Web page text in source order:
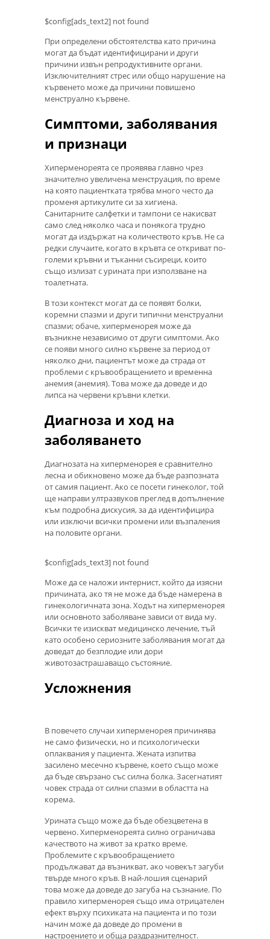
$config[ads_text2] not found
При определени обстоятелства като причина
могат да бъдат идентифицирани и други
причини извън репродуктивните органи.
Изключителният стрес или общо нарушение на
кървенето може да причини повишено
менструално кървене.
Симптоми, заболявания
и признаци
Хиперменореята се проявява главно чрез
значително увеличена менструация, по време
на която пациентката трябва много често да
променя артикулите си за хигиена.
Санитарните салфетки и тампони се накисват
само след няколко часа и понякога трудно
могат да издържат на количеството кръв. Не са
редки случаите, когато в кръвта се откриват по-
големи кръвни и тъканни съсиреци, които
също излизат с урината при използване на
тоалетната.
В този контекст могат да се появят болки,
коремни спазми и други типични менструални
спазми; обаче, хиперменорея може да
възникне независимо от други симптоми. Ако
се появи много силно кървене за период от
няколко дни, пациентът може да страда от
проблеми с кръвообращението и временна
анемия (анемия). Това може да доведе и до
липса на червени кръвни клетки.
Диагноза и ход на
заболяването
Диагнозата на хиперменорея е сравнително
лесна и обикновено може да бъде разпозната
от самия пациент. Ако се посети гинеколог, той
ще направи ултразвуков преглед в допълнение
към подробна дискусия, за да идентифицира
или изключи всички промени или възпаления
на половите органи.
$config[ads_text3] not found
Може да се наложи интернист, който да изясни
причината, ако тя не може да бъде намерена в
гинекологичната зона. Ходът на хиперменорея
или основното заболяване зависи от вида му.
Всички те изискват медицинско лечение, тъй
като особено сериозните заболявания могат да
доведат до безплодие или дори
животозастрашаващо състояние.
Усложнения
В повечето случаи хиперменорея причинява
не само физически, но и психологически
оплаквания у пациента. Жената изпитва
засилено месечно кървене, което също може
да бъде свързано със силна болка. Засегнатият
човек страда от силни спазми в областта на
корема.
Урината също може да бъде обезцветена в
червено. Хиперменореята силно ограничава
качеството на живот за кратко време.
Проблемите с кръвообращението
продължават да възникват, ако човекът загуби
твърде много кръв. В най-лошия сценарий
това може да доведе до загуба на съзнание. По
правило хиперменорея също има отрицателен
ефект върху психиката на пациента и по този
начин може да доведе до промени в
настроението и обща раздразнителност.